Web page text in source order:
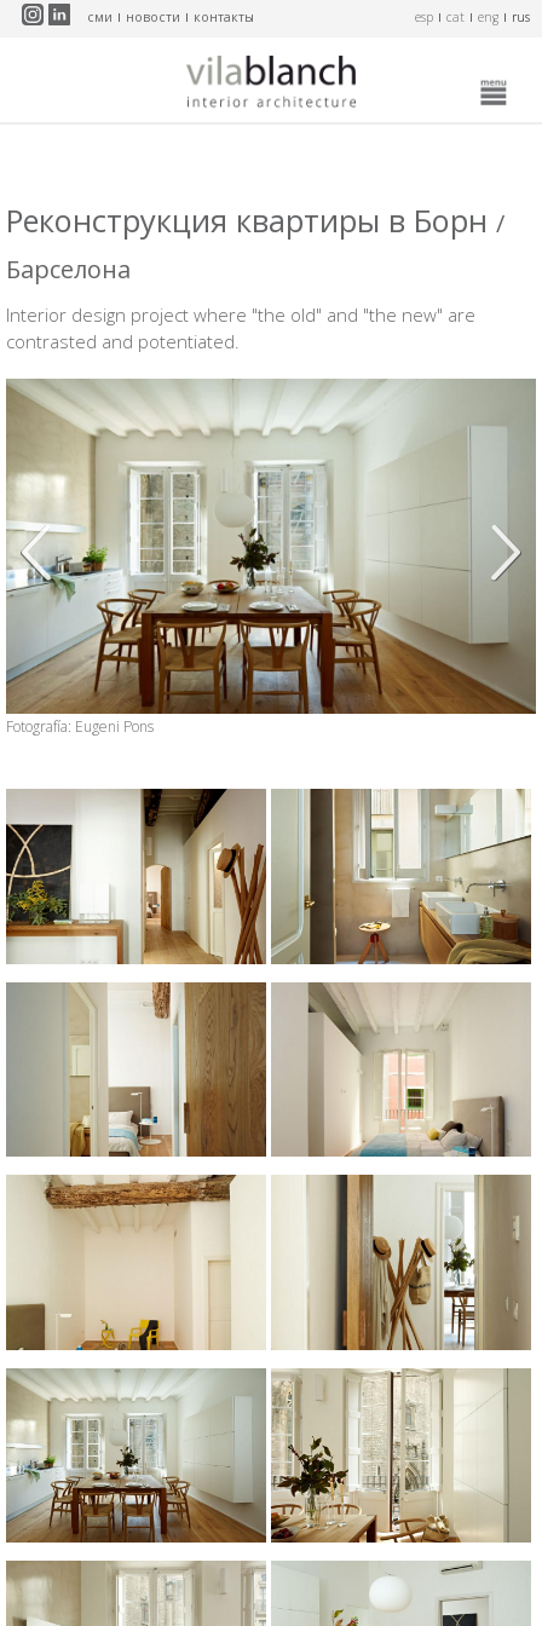
Перейти к основному содержанию
сми новости контакты esp cat eng rus
Реконструкция квартиры в Борн /
Барселона
Interior design project where "the old" and "the new" are
contrasted and potentiated.
Anterior
Fotografía: Eugeni Pons